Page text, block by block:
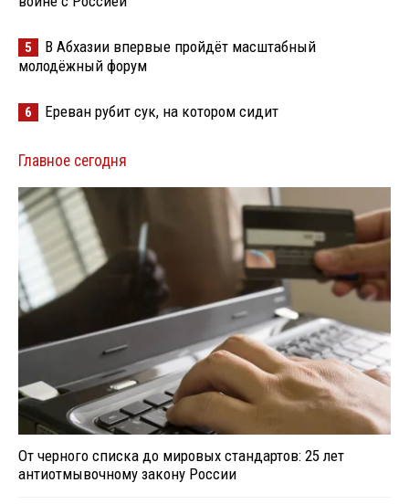
5
В Абхазии впервые пройдёт масштабный
молодёжный форум
6 Ереван рубит сук, на котором сидит
Главное сегодня
От черного списка до мировых стандартов: 25 лет
антиотмывочному закону России